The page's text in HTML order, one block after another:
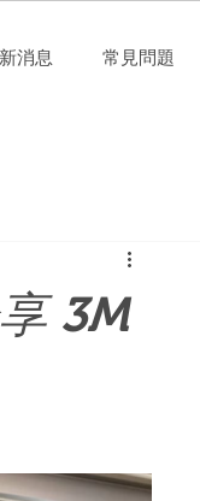
消息 常見問題
3M